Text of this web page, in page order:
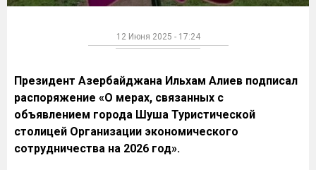
12 Июня 2025 - 17:24
Президент Азербайджана Ильхам Алиев подписал
распоряжение «О мерах, связанных с
объявлением города Шуша Туристической
столицей Организации экономического
сотрудничества на 2026 год».